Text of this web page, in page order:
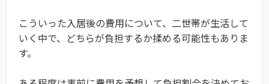
こういった入居後の費用について、二世帯が生活して
いく中で、どちらが負担するか揉める可能性もありま
す。